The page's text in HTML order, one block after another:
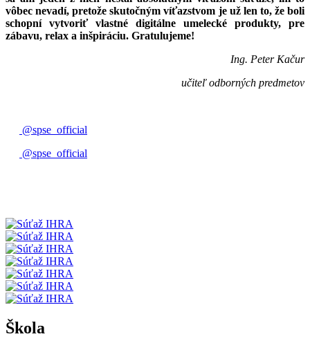
vôbec nevadí, pretože skutočným víťazstvom je už len to, že boli
schopní vytvoriť vlastné digitálne umelecké produkty, pre
zábavu, relax a inšpiráciu. Gratulujeme!
Ing. Peter Kačur
učiteľ odborných predmetov
@spse_official
@spse_official
Škola